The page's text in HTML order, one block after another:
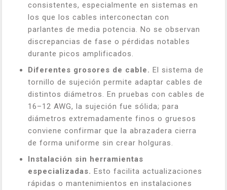
consistentes, especialmente en sistemas en
los que los cables interconectan con
parlantes de media potencia. No se observan
discrepancias de fase o pérdidas notables
durante picos amplificados.
Diferentes grosores de cable. El sistema de
tornillo de sujeción permite adaptar cables de
distintos diámetros. En pruebas con cables de
16–12 AWG, la sujeción fue sólida; para
diámetros extremadamente finos o gruesos
conviene confirmar que la abrazadera cierra
de forma uniforme sin crear holguras.
Instalación sin herramientas
especializadas. Esto facilita actualizaciones
rápidas o mantenimientos en instalaciones